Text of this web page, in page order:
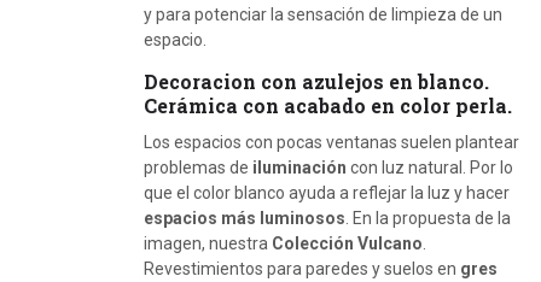
y para potenciar la sensación de limpieza de un
espacio.
Decoracion con azulejos en blanco.
Cerámica con acabado en color perla.
Los espacios con pocas ventanas suelen plantear
problemas de iluminación con luz natural. Por lo
que el color blanco ayuda a reflejar la luz y hacer
espacios más luminosos . En la propuesta de la
imagen, nuestra Colección Vulcano
Revestimientos para paredes y suelos en gres